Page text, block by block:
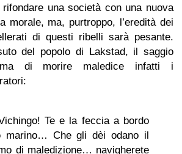
una società con una nuova
morale, ma, purtroppo, l’eredità dei
di questi ribelli sarà pesante.
del popolo di Lakstad, il saggio
di morire maledice infatti i
Te e la feccia a bordo
marino… Che gli dèi odano il
di maledizione… navigherete